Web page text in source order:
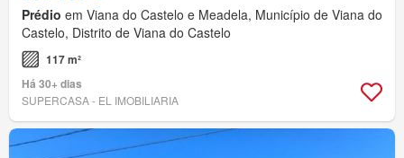
Prédio em Viana do Castelo e Meadela, Município de Viana do
Castelo, Distrito de Viana do Castelo
117 m²
Há 30+ dias
SUPERCASA - EL IMOBILIARIA